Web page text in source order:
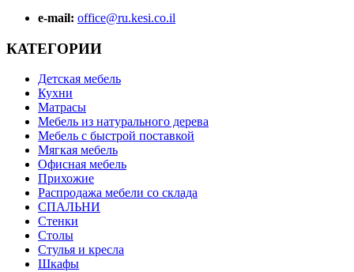
e-mail: office@ru.kesi.co.il
КАТЕГОРИИ
Детская мебель
Кухни
Матрасы
Мебель из натурального дерева
Мебель с быстрой поставкой
Мягкая мебель
Офисная мебель
Прихожие
Распродажа мебели со склада
СПАЛЬНИ
Стенки
Столы
Стулья и кресла
Шкафы